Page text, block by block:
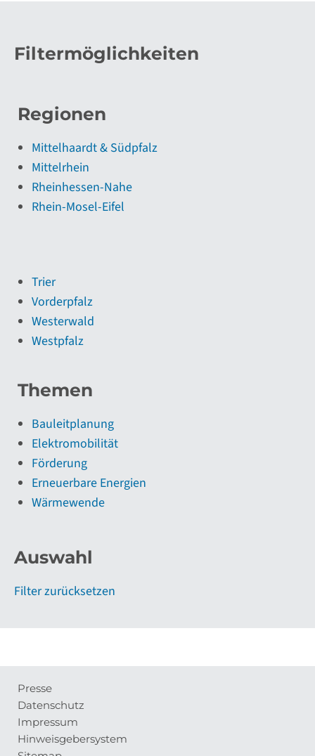
Filtermöglichkeiten
Regionen
Mittelhaardt & Südpfalz
Mittelrhein
Rheinhessen-Nahe
Rhein-Mosel-Eifel
Trier
Vorderpfalz
Westerwald
Westpfalz
Themen
Bauleitplanung
Elektromobilität
Förderung
Erneuerbare Energien
Wärmewende
Auswahl
Filter zurücksetzen
Meta-
Navigation
Presse
Datenschutz
Impressum
Hinweisgebersystem